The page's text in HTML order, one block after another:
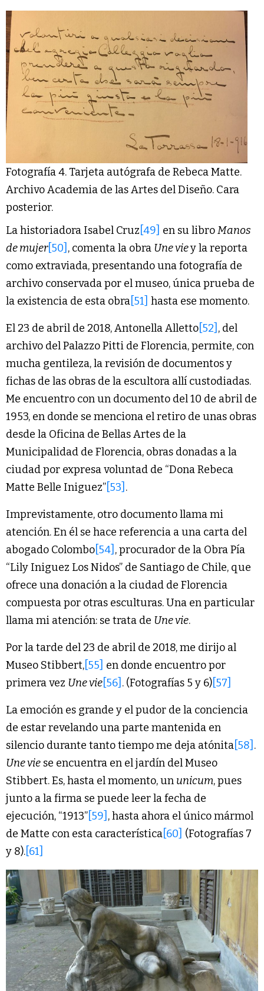
Fotografía 4. Tarjeta autógrafa de Rebeca Matte.
Archivo Academia de las Artes del Diseño. Cara
posterior.
La historiadora Isabel Cruz [49] en su libroManos
de mujer[50] , comenta la obra Une viey la reporta
como extraviada, presentando una fotografía de
archivo conservada por el museo, única prueba de
la existencia de esta obra [51] hasta ese momento.
El 23 de abril de 2018, Antonella Alletto [52] , del
archivo del Palazzo Pitti de Florencia, permite, con
mucha gentileza, la revisión de documentos y
fichas de las obras de la escultora allí custodiadas.
Me encuentro con un documento del 10 de abril de
1953, en donde se menciona el retiro de unas obras
desde la Oficina de Bellas Artes de la
Municipalidad de Florencia, obras donadas a la
ciudad por expresa voluntad de “Dona Rebeca
Matte Belle Iniguez” [53] .
Imprevistamente, otro documento llama mi
atención. En él se hace referencia a una carta del
abogado Colombo [54] , procurador de la Obra Pía
“Lily Iniguez Los Nidos” de Santiago de Chile, que
ofrece una donación a la ciudad de Florencia
compuesta por otras esculturas. Una en particular
llama mi atención: se trata de Une vie.
Por la tarde del 23 de abril de 2018, me dirijo al
Museo Stibbert, [55] en donde encuentro por
primera vez Une vie [56] . (Fotografías 5 y 6) [57]
La emoción es grande y el pudor de la conciencia
de estar revelando una parte mantenida en
silencio durante tanto tiempo me deja atónita [58] .
Une vie se encuentra en el jardín del Museo
Stibbert. Es, hasta el momento, un unicum, pues
junto a la firma se puede leer la fecha de
ejecución, “1913” [59] , hasta ahora el único mármol
de Matte con esta característica [60] (Fotografías 7
y 8). [61]